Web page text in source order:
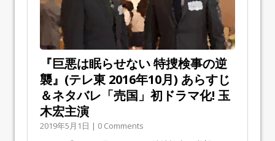
『巨悪は眠らせない 特捜検事の逆
襲』(テレ東 2016年10月) あらすじ
＆ネタバレ「売国」初ドラマ化! 玉
木宏主演
2019年5月1日 | 0 Comments